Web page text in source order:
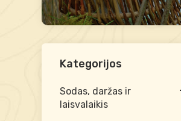
Kategorijos
Sodas, daržas ir
laisvalaikis